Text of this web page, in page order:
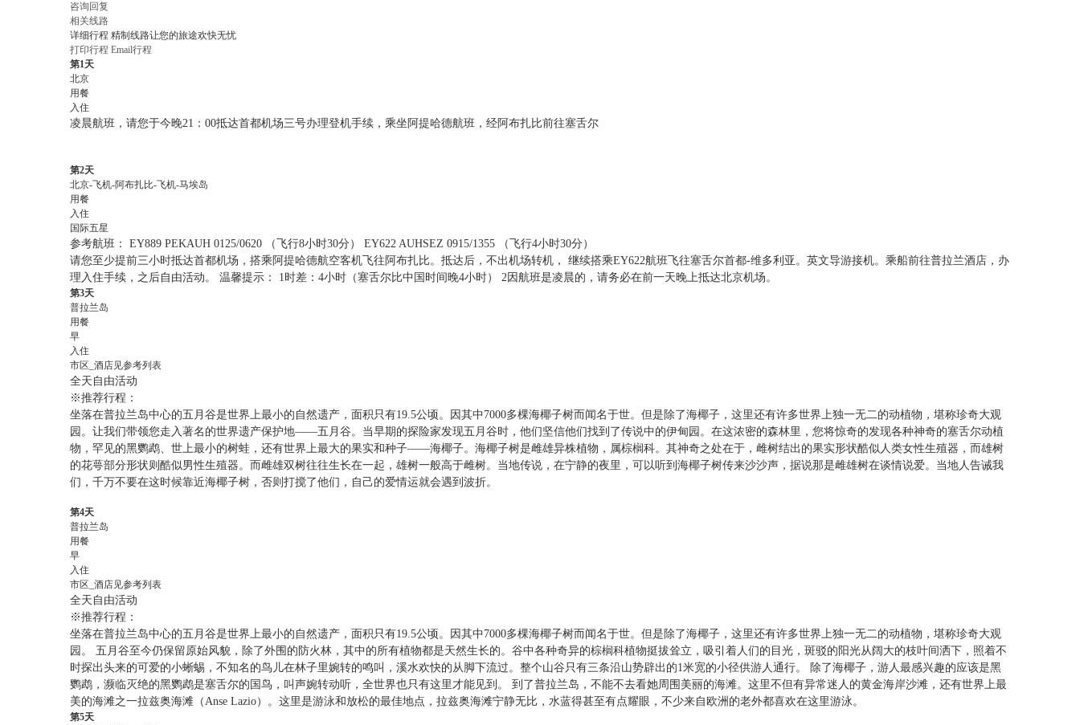
咨询回复
相关线路
详细行程 精制线路让您的旅途欢快无忧
打印行程 Email行程
第1天
北京
用餐
入住
凌晨航班，请您于今晚21：00抵达首都机场三号办理登机手续，乘坐阿提哈德航班，经阿布扎比前往塞舌尔
第2天
北京-飞机-阿布扎比-飞机-马埃岛
用餐
入住
国际五星
参考航班： EY889 PEKAUH 0125/0620 （飞行8小时30分） EY622 AUHSEZ 0915/1355 （飞行4小时30分）
请您至少提前三小时抵达首都机场，搭乘阿提哈德航空客机飞往阿布扎比。抵达后，不出机场转机， 继续搭乘EY622航班飞往塞舌尔首都-维多利亚。英文导游接机。乘船前往普拉兰酒店，办
理入住手续，之后自由活动。 温馨提示： 1时差：4小时（塞舌尔比中国时间晚4小时） 2因航班是凌晨的，请务必在前一天晚上抵达北京机场。
第3天
普拉兰岛
用餐
早
入住
市区_酒店见参考列表
全天自由活动
※推荐行程：
坐落在普拉兰岛中心的五月谷是世界上最小的自然遗产，面积只有19.5公顷。因其中7000多棵海椰子树而闻名于世。但是除了海椰子，这里还有许多世界上独一无二的动植物，堪称珍奇大观
园。让我们带领您走入著名的世界遗产保护地——五月谷。当早期的探险家发现五月谷时，他们坚信他们找到了传说中的伊甸园。在这浓密的森林里，您将惊奇的发现各种神奇的塞舌尔动植
物，罕见的黑鹦鹉、世上最小的树蛙，还有世界上最大的果实和种子——海椰子。海椰子树是雌雄异株植物，属棕榈科。其神奇之处在于，雌树结出的果实形状酷似人类女性生殖器，而雄树
的花萼部分形状则酷似男性生殖器。而雌雄双树往往生长在一起，雄树一般高于雌树。当地传说，在宁静的夜里，可以听到海椰子树传来沙沙声，据说那是雌雄树在谈情说爱。当地人告诫我
们，千万不要在这时候靠近海椰子树，否则打搅了他们，自己的爱情运就会遇到波折。
第4天
普拉兰岛
用餐
早
入住
市区_酒店见参考列表
全天自由活动
※推荐行程：
坐落在普拉兰岛中心的五月谷是世界上最小的自然遗产，面积只有19.5公顷。因其中7000多棵海椰子树而闻名于世。但是除了海椰子，这里还有许多世界上独一无二的动植物，堪称珍奇大观
园。 五月谷至今仍保留原始风貌，除了外围的防火林，其中的所有植物都是天然生长的。谷中各种奇异的棕榈科植物挺拔耸立，吸引着人们的目光，斑驳的阳光从阔大的枝叶间洒下，照着不
时探出头来的可爱的小蜥蜴，不知名的鸟儿在林子里婉转的鸣叫，溪水欢快的从脚下流过。整个山谷只有三条沿山势辟出的1米宽的小径供游人通行。 除了海椰子，游人最感兴趣的应该是黑
鹦鹉，濒临灭绝的黑鹦鹉是塞舌尔的国鸟，叫声婉转动听，全世界也只有这里才能见到。 到了普拉兰岛，不能不去看她周围美丽的海滩。这里不但有异常迷人的黄金海岸沙滩，还有世界上最
美的海滩之一拉兹奥海滩（Anse Lazio）。这里是游泳和放松的最佳地点，拉兹奥海滩宁静无比，水蓝得甚至有点耀眼，不少来自欧洲的老外都喜欢在这里游泳。
第5天